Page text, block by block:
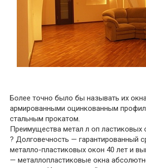
Более точно было бы называть их
армированными оцинкованным
стальным прокатом.
Преимущества метал л оп ластиковых
? Долговечность — гарантированный
металло-пластиковых окон 40 лет и
— металлопластиковые окна